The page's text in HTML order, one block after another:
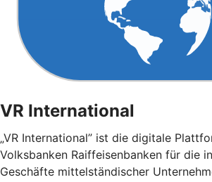
VR International
„VR International” ist die digitale
Volksbanken Raiffeisenbanken für die
Geschäfte mittelständischer